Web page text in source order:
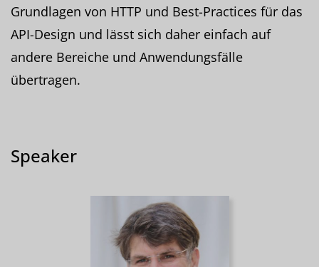
Grundlagen von HTTP und Best-Practices für das
API-Design und lässt sich daher einfach auf
andere Bereiche und Anwendungsfälle
übertragen.
Speaker